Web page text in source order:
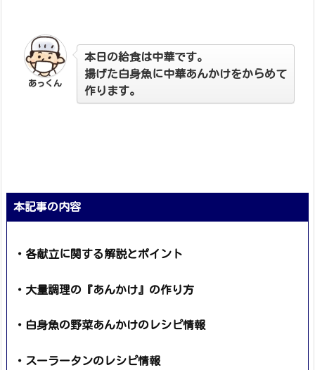
あっくん
本日の給食は中華です。
揚げた白身魚に中華あんかけをからめて
作ります。
本記事の内容
・各献立に関する解説とポイント
・大量調理の『あんかけ』の作り方
・白身魚の野菜あんかけのレシピ情報
・スーラータンのレシピ情報